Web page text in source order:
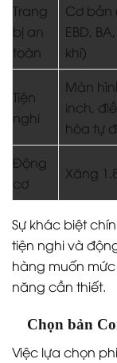
Trang
bị an
toàn
Cơ bản
EBD,
khí)
Tiện
nghi
Màn
inch,
hòa tự
Động
cơ
Xăng
Sự khác biệt
tiện nghi và
hàng muốn
năng cần thiết.
Chọn bản
Việc lựa chọn